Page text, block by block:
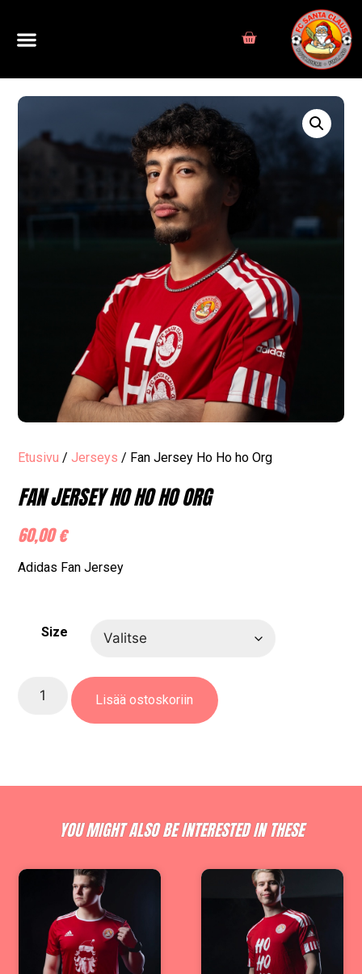
Etusivu /Jerseys / Fan Jersey Ho Ho ho Org
FAN JERSEY HO HO HO ORG
60,00€
Adidas Fan Jersey
Size
Lisää ostoskoriin
YOU MIGHT ALSO BE INTERESTED IN THESE